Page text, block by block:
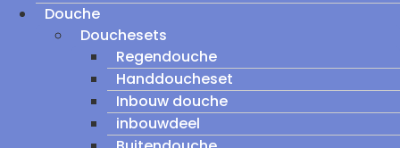
Douche
Douchesets
Regendouche
Handdoucheset
Inbouw douche
inbouwdeel